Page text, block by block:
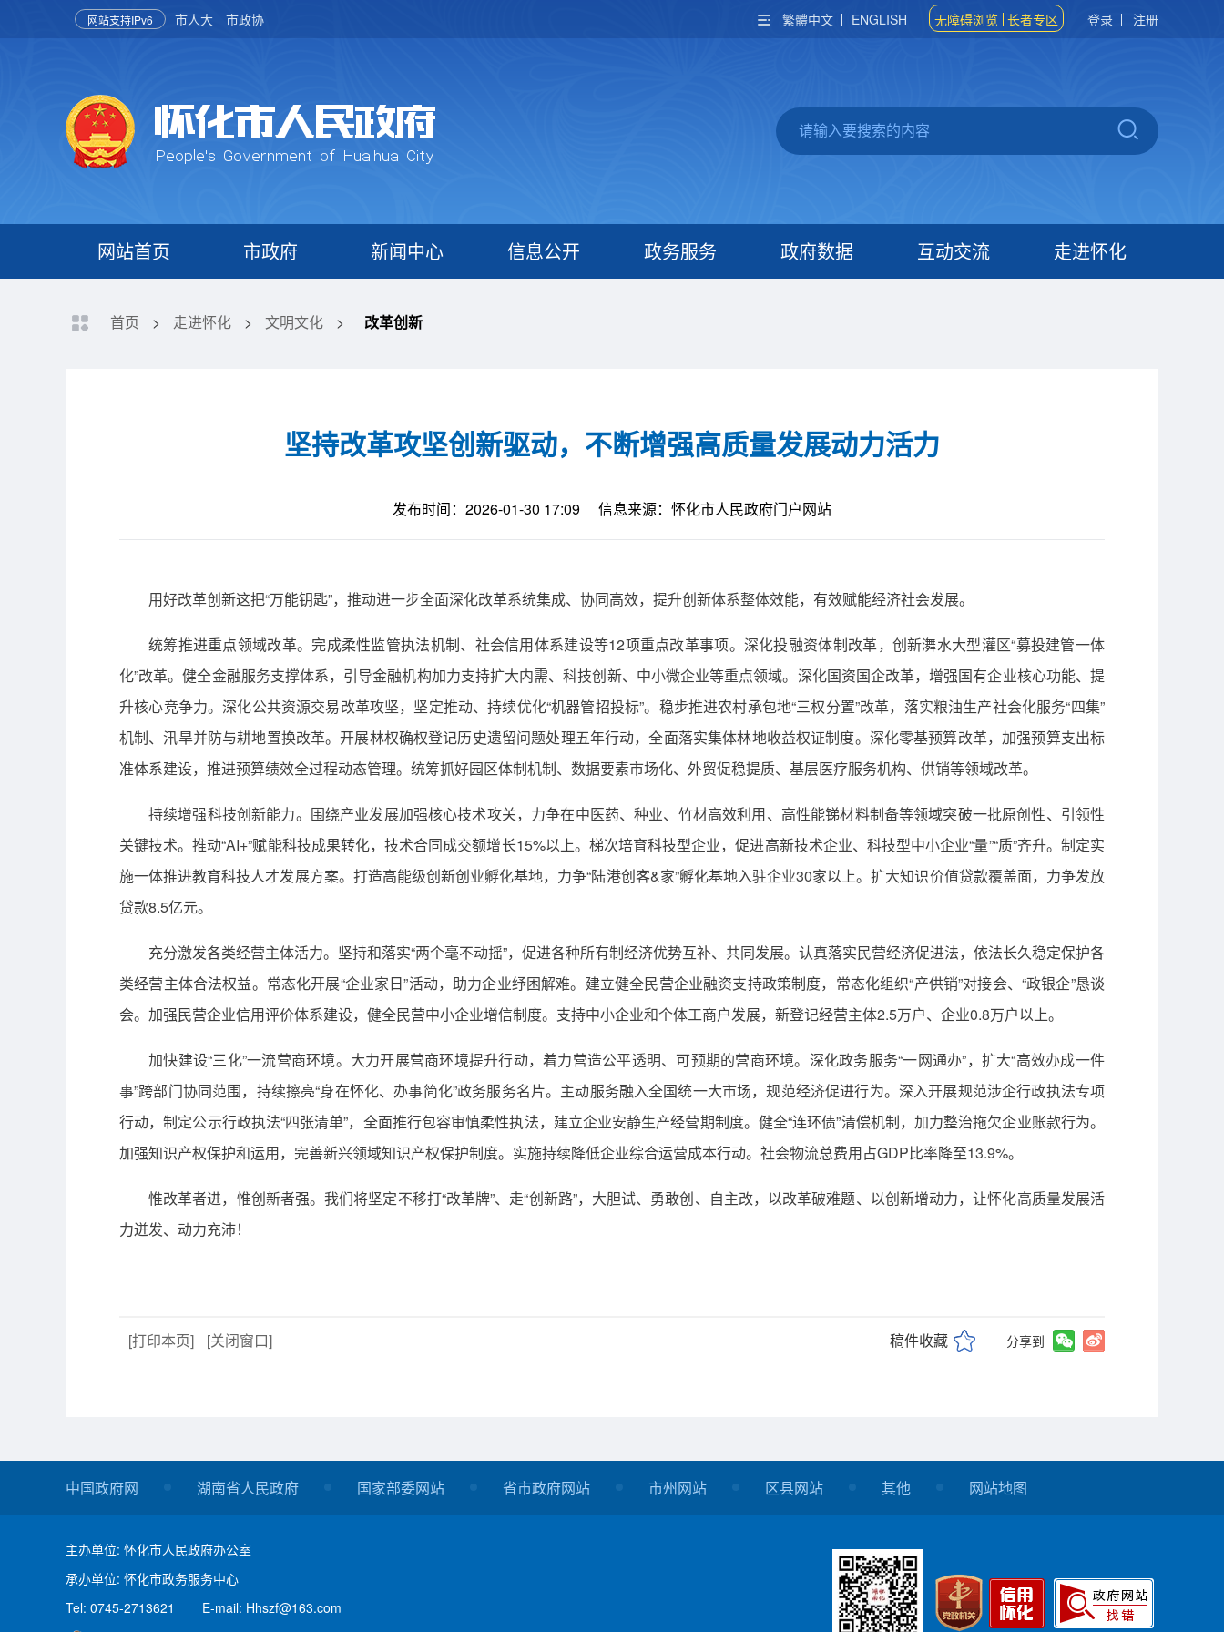
网站支持IPv6 市人大 市政协 繁體中文 ENGLISH 无障碍浏览 长者专区 登录 注册
网站首页 市政府 新闻中心 信息公开 政务服务 政府数据 互动交流 走进怀化
首页 > 走进怀化 > 文明文化 > 改革创新
坚持改革攻坚创新驱动，不断增强高质量发展动力活力
发布时间：2026-01-30 17:09 信息来源：怀化市人民政府门户网站
用好改革创新这把“万能钥匙”，推动进一步全面深化改革系统集成、协同高效，提升创新体系整体效能，有效赋能经济社会发展。
统筹推进重点领域改革。完成柔性监管执法机制、社会信用体系建设等12项重点改革事项。深化投融资体制改革，创新㵲水大型灌区“募投建管一体
化”改革。健全金融服务支撑体系，引导金融机构加力支持扩大内需、科技创新、中小微企业等重点领域。深化国资国企改革，增强国有企业核心功能、提
升核心竞争力。深化公共资源交易改革攻坚，坚定推动、持续优化“机器管招投标”。稳步推进农村承包地“三权分置”改革，落实粮油生产社会化服务“四集”
机制、汛旱并防与耕地置换改革。开展林权确权登记历史遗留问题处理五年行动，全面落实集体林地收益权证制度。深化零基预算改革，加强预算支出标
准体系建设，推进预算绩效全过程动态管理。统筹抓好园区体制机制、数据要素市场化、外贸促稳提质、基层医疗服务机构、供销等领域改革。
持续增强科技创新能力。围绕产业发展加强核心技术攻关，力争在中医药、种业、竹材高效利用、高性能锑材料制备等领域突破一批原创性、引领性
关键技术。推动“AI+”赋能科技成果转化，技术合同成交额增长15%以上。梯次培育科技型企业，促进高新技术企业、科技型中小企业“量”“质”齐升。制定实
施一体推进教育科技人才发展方案。打造高能级创新创业孵化基地，力争“陆港创客&家”孵化基地入驻企业30家以上。扩大知识价值贷款覆盖面，力争发放
贷款8.5亿元。
充分激发各类经营主体活力。坚持和落实“两个毫不动摇”，促进各种所有制经济优势互补、共同发展。认真落实民营经济促进法，依法长久稳定保护各
类经营主体合法权益。常态化开展“企业家日”活动，助力企业纾困解难。建立健全民营企业融资支持政策制度，常态化组织“产供销”对接会、“政银企”恳谈
会。加强民营企业信用评价体系建设，健全民营中小企业增信制度。支持中小企业和个体工商户发展，新登记经营主体2.5万户、企业0.8万户以上。
加快建设“三化”一流营商环境。大力开展营商环境提升行动，着力营造公平透明、可预期的营商环境。深化政务服务“一网通办”，扩大“高效办成一件
事”跨部门协同范围，持续擦亮“身在怀化、办事简化”政务服务名片。主动服务融入全国统一大市场，规范经济促进行为。深入开展规范涉企行政执法专项
行动，制定公示行政执法“四张清单”，全面推行包容审慎柔性执法，建立企业安静生产经营期制度。健全“连环债”清偿机制，加力整治拖欠企业账款行为。
加强知识产权保护和运用，完善新兴领域知识产权保护制度。实施持续降低企业综合运营成本行动。社会物流总费用占GDP比率降至13.9%。
惟改革者进，惟创新者强。我们将坚定不移打“改革牌”、走“创新路”，大胆试、勇敢创、自主改，以改革破难题、以创新增动力，让怀化高质量发展活
力迸发、动力充沛！
[打印本页] [关闭窗口] 稿件收藏 分享到
中国政府网 湖南省人民政府 国家部委网站 省市政府网站 市州网站 区县网站 其他 网站地图
主办单位: 怀化市人民政府办公室
承办单位: 怀化市政务服务中心
Tel: 0745-2713621
E-mail: Hhszf@163.com